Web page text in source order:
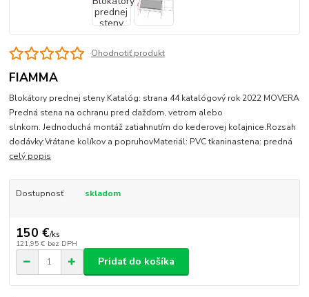
Ohodnotiť produkt
FIAMMA
Blokátory prednej steny Katalóg: strana 44 katalógový rok 2022 MOVERA
Predná stena na ochranu pred dažďom, vetrom alebo
slnkom. Jednoduchá montáž zatiahnutím do kederovej koľajnice.Rozsah
dodávky:Vrátane kolíkov a popruhovMateriál: PVC tkaninastena: predná
celý popis
Dostupnosť skladom
150 €/ks
121,95 € bez DPH
Pridať do košíka